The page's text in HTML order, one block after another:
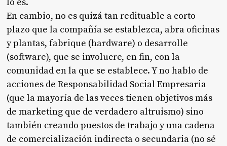
En cambio, no es quizá tan redituable a corto
plazo que la compañía se establezca, abra oficinas
y plantas, fabrique (hardware) o desarrolle
(software), que se involucre, en fin, con la
comunidad en la que se establece. Y no hablo de
acciones de Responsabilidad Social Empresaria
(que la mayoría de las veces tienen objetivos más
de marketing que de verdadero altruismo) sino
también creando puestos de trabajo y una cadena
de comercialización indirecta o secundaria (no sé